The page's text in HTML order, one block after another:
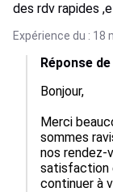
des rdv rapides
Expérience du : 18
Réponse
Bonjour,
Merci
sommes
nos rendez-
satisfaction
continuer à